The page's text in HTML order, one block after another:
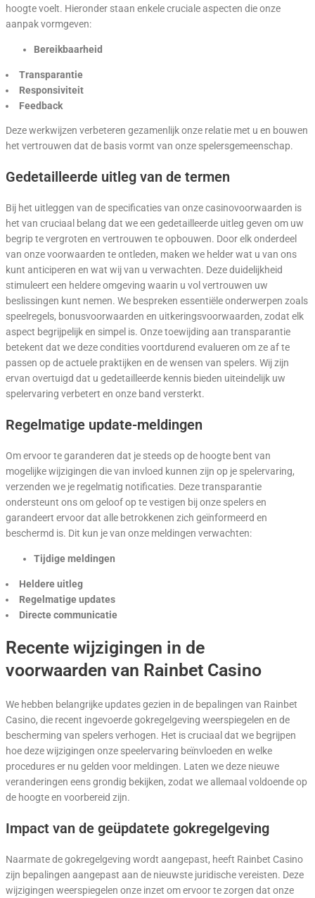
hoogte voelt. Hieronder staan enkele cruciale aspecten die onze
aanpak vormgeven:
Bereikbaarheid
Transparantie
Responsiviteit
Feedback
Deze werkwijzen verbeteren gezamenlijk onze relatie met u en bouwen
het vertrouwen dat de basis vormt van onze spelersgemeenschap.
Gedetailleerde uitleg van de termen
Bij het uitleggen van de specificaties van onze casinovoorwaarden is
het van cruciaal belang dat we een gedetailleerde uitleg geven om uw
begrip te vergroten en vertrouwen te opbouwen. Door elk onderdeel
van onze voorwaarden te ontleden, maken we helder wat u van ons
kunt anticiperen en wat wij van u verwachten. Deze duidelijkheid
stimuleert een heldere omgeving waarin u vol vertrouwen uw
beslissingen kunt nemen. We bespreken essentiële onderwerpen zoals
speelregels, bonusvoorwaarden en uitkeringsvoorwaarden, zodat elk
aspect begrijpelijk en simpel is. Onze toewijding aan transparantie
betekent dat we deze condities voortdurend evalueren om ze af te
passen op de actuele praktijken en de wensen van spelers. Wij zijn
ervan overtuigd dat u gedetailleerde kennis bieden uiteindelijk uw
spelervaring verbetert en onze band versterkt.
Regelmatige update-meldingen
Om ervoor te garanderen dat je steeds op de hoogte bent van
mogelijke wijzigingen die van invloed kunnen zijn op je spelervaring,
verzenden we je regelmatig notificaties. Deze transparantie
ondersteunt ons om geloof op te vestigen bij onze spelers en
garandeert ervoor dat alle betrokkenen zich geïnformeerd en
beschermd is. Dit kun je van onze meldingen verwachten:
Tijdige meldingen
Heldere uitleg
Regelmatige updates
Directe communicatie
Recente wijzigingen in de
voorwaarden van Rainbet Casino
We hebben belangrijke updates gezien in de bepalingen van Rainbet
Casino, die recent ingevoerde gokregelgeving weerspiegelen en de
bescherming van spelers verhogen. Het is cruciaal dat we begrijpen
hoe deze wijzigingen onze speelervaring beïnvloeden en welke
procedures er nu gelden voor meldingen. Laten we deze nieuwe
veranderingen eens grondig bekijken, zodat we allemaal voldoende op
de hoogte en voorbereid zijn.
Impact van de geüpdatete gokregelgeving
Naarmate de gokregelgeving wordt aangepast, heeft Rainbet Casino
zijn bepalingen aangepast aan de nieuwste juridische vereisten. Deze
wijzigingen weerspiegelen onze inzet om ervoor te zorgen dat onze